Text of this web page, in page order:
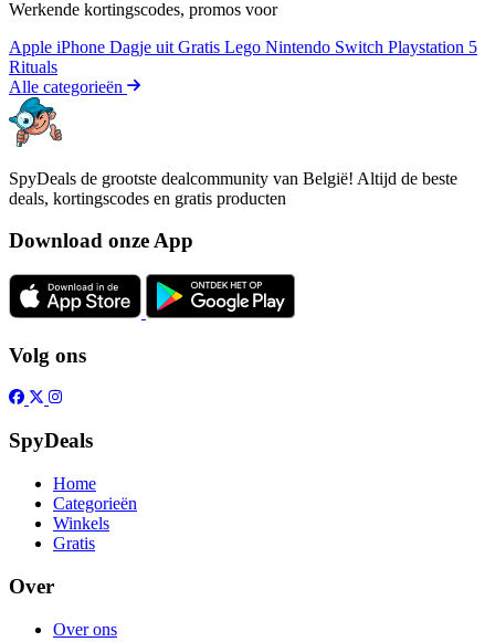
Werkende kortingscodes, promos voor
Apple iPhone Dagje uit Gratis Lego Nintendo Switch Playstation 5
Rituals
Alle categorieën
SpyDeals de grootste dealcommunity van België! Altijd de beste
deals, kortingscodes en gratis producten
Download onze App
Volg ons
SpyDeals
Home
Categorieën
Winkels
Gratis
Over
Over ons